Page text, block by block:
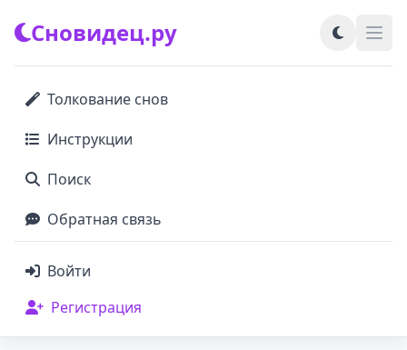
Сновидец.ру
Толкование снов
Инструкции
Поиск
Обратная связь
Войти
Регистрация